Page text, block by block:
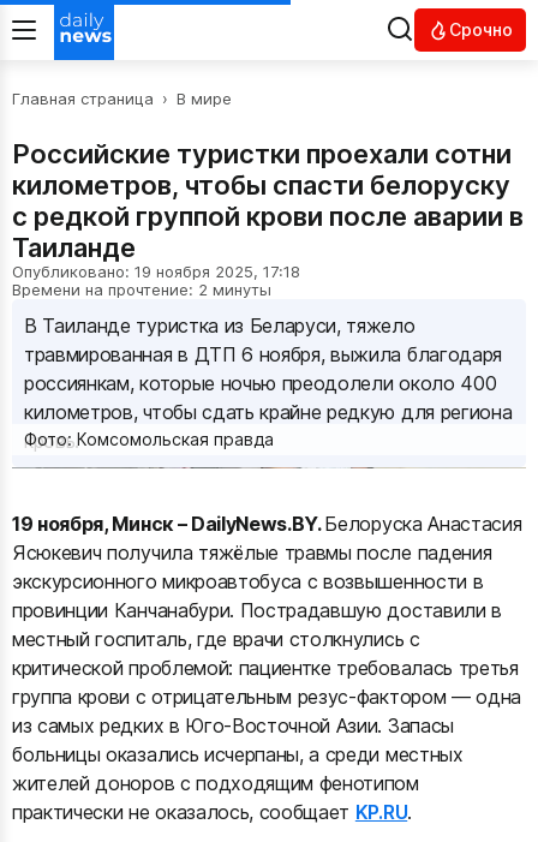
Срочно
Главная страница › В мире
Российские туристки проехали сотни
километров, чтобы спасти белоруску
с редкой группой крови после аварии в
Таиланде
Опубликовано: 19 ноября 2025, 17:18
Времени на прочтение: 2 минуты
В Таиланде туристка из Беларуси, тяжело
травмированная в ДТП 6 ноября, выжила благодаря
россиянкам, которые ночью преодолели около 400
километров, чтобы сдать крайне редкую для региона
кровь.
Фото: Комсомольская правда
19 ноября, Минск – DailyNews.BY.Белоруска Анастасия
Ясюкевич получила тяжёлые травмы после падения
экскурсионного микроавтобуса с возвышенности в
провинции Канчанабури. Пострадавшую доставили в
местный госпиталь, где врачи столкнулись с
критической проблемой: пациентке требовалась третья
группа крови с отрицательным резус-фактором — одна
из самых редких в Юго-Восточной Азии. Запасы
больницы оказались исчерпаны, а среди местных
жителей доноров с подходящим фенотипом
практически не оказалось, сообщает KP.RU.